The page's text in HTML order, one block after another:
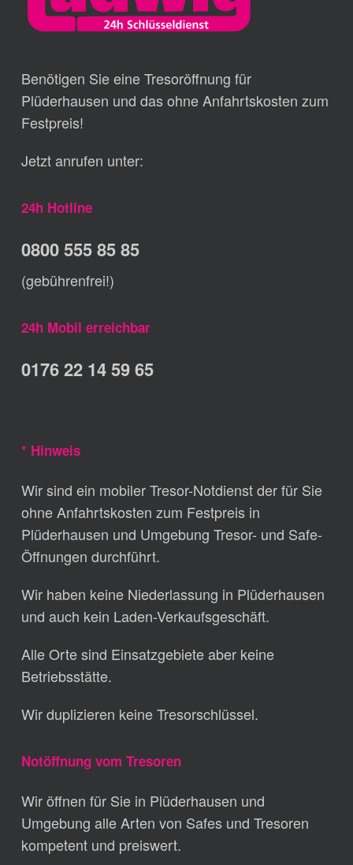
Benötigen Sie eine Tresoröffnung für
Plüderhausen und das ohne Anfahrtskosten zum
Festpreis!
Jetzt anrufen unter:
24h Hotline
0800 555 85 85
(gebührenfrei!)
24h Mobil erreichbar
0176 22 14 59 65
* Hinweis
Wir sind ein mobiler Tresor-Notdienst der für Sie
ohne Anfahrtskosten zum Festpreis in
Plüderhausen und Umgebung Tresor- und Safe-
Öffnungen durchführt.
Wir haben keine Niederlassung in Plüderhausen
und auch kein Laden-Verkaufsgeschäft.
Alle Orte sind Einsatzgebiete aber keine
Betriebsstätte.
Wir duplizieren keine Tresorschlüssel.
Notöffnung vom Tresoren
Wir öffnen für Sie in Plüderhausen und
Umgebung alle Arten von Safes und Tresoren
kompetent und preiswert.